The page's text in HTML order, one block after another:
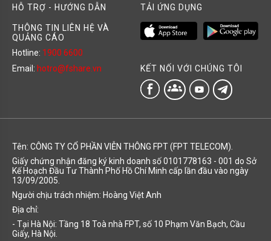
HỖ TRỢ - HƯỚNG DẪN
THÔNG TIN LIÊN HỆ VÀ
QUẢNG CÁO
Hotline: 1900 6600
Email: hotro@fshare.vn
TẢI ỨNG DỤNG
KẾT NỐI VỚI CHÚNG TÔI
groups
Tên: CÔNG TY CỔ PHẦN VIỄN THÔNG FPT (FPT TELECOM).
Giấy chứng nhận đăng ký kinh doanh số 0101778163 - 001 do Sở
Kế Hoạch Đầu Tư Thành Phố Hồ Chí Minh cấp lần đầu vào ngày
13/09/2005.
Người chịu trách nhiệm: Hoàng Việt Anh
Địa chỉ:
- Tại Hà Nội: Tầng 18 Toà nhà FPT, số 10 Phạm Văn Bạch, Cầu
Giấy, Hà Nội.